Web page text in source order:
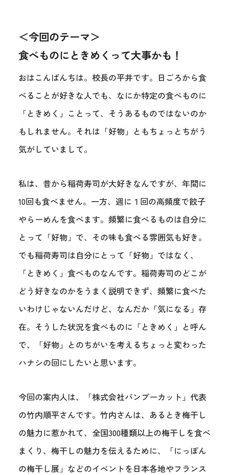
＜今回のテーマ＞
食べものにときめくって大事かも！
おはこんばんちは。校長の平井です。日ごろから食
べることが好きな人でも、なにか特定の食べものに
「ときめく」ことって、そうあるものではないのか
もしれません。それは「好物」ともちょっとちがう
気がしていまして。
私は、昔から稲荷寿司が大好きなんですが、年間に
10回も食べません。一方、週に１回の高頻度で餃子
やらーめんを食べます。頻繁に食べるものは自分に
とって「好物」で、その味も食べる雰囲気も好き。
でも稲荷寿司は自分にとって「好物」ではなく、
「ときめく」食べものなんです。稲荷寿司のどこが
どう好きなのかをうまく説明できず、頻繁に食べた
いわけじゃないんだけど、なんだか「気になる」存
在。そうした状況を食べものに「ときめく」と呼ん
で、「好物」とのちがいを考えるちょっと変わった
ハナシの回にしたいと思います。
今回の案内人は、「株式会社バンブーカット」代表
の竹内順平さんです。竹内さんは、あるとき梅干し
の魅力に惹かれて、全国300種類以上の梅干しを食べ
まくり、梅干しの魅力を伝えるために、「にっぽん
の梅干し展」などのイベントを日本各地やフランス